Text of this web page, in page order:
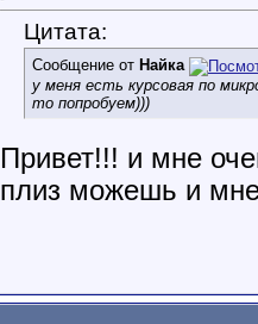
Цитата:
Сообщение от Найка
у меня есть курсовая по
то попробуем)))
Привет!!! и мне
плиз можешь и